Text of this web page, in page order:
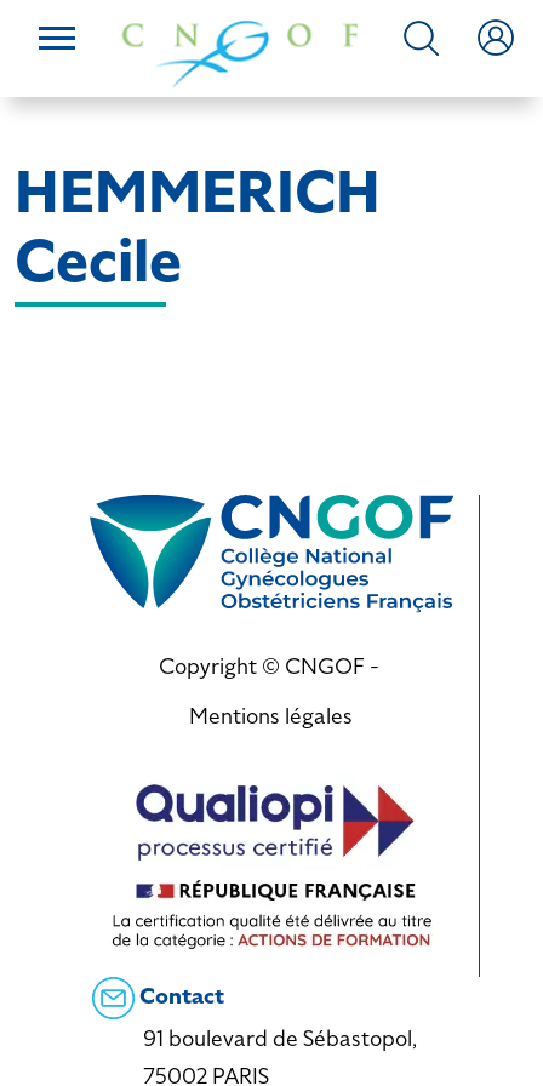
HEMMERICH
Cecile
Copyright © CNGOF -
Mentions légales
Contact
91 boulevard de Sébastopol,
75002 PARIS